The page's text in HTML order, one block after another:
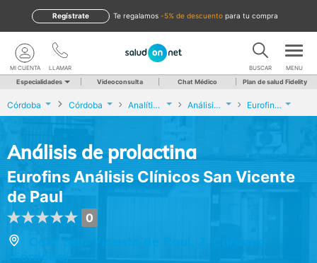
te regalamos -5% de descuento para tu compra
Regístrate
LLAMAR
MI CUENTA BUSCAR MENU
Especialidades Videoconsulta Chat Médico Plan de salud Fidelity
Córdoba Córdoba Analíticas y Genética Análisis de prolactina Eurofins Análisis Clínicos San Vicente de Paul
Análisis de prolactina
Eurofins Análisis Clínicos San Vicente
de Paul
0
Calle San Vicente de Paul, 2, Córdoba